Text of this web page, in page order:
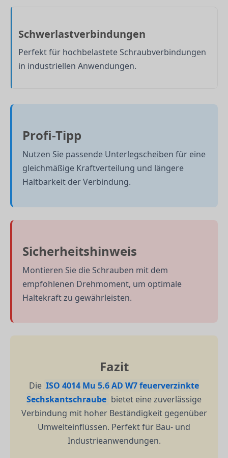
Schwerlastverbindungen
Perfekt für hochbelastete Schraubverbindungen
in industriellen Anwendungen.
Profi-Tipp
Nutzen Sie passende Unterlegscheiben für eine
gleichmäßige Kraftverteilung und längere
Haltbarkeit der Verbindung.
Sicherheitshinweis
Montieren Sie die Schrauben mit dem
empfohlenen Drehmoment, um optimale
Haltekraft zu gewährleisten.
Fazit
Die ISO 4014 Mu 5.6 AD W7 feuerverzinkte
Sechskantschraube bietet eine zuverlässige
Verbindung mit hoher Beständigkeit gegenüber
Umwelteinflüssen. Perfekt für Bau- und
Industrieanwendungen.